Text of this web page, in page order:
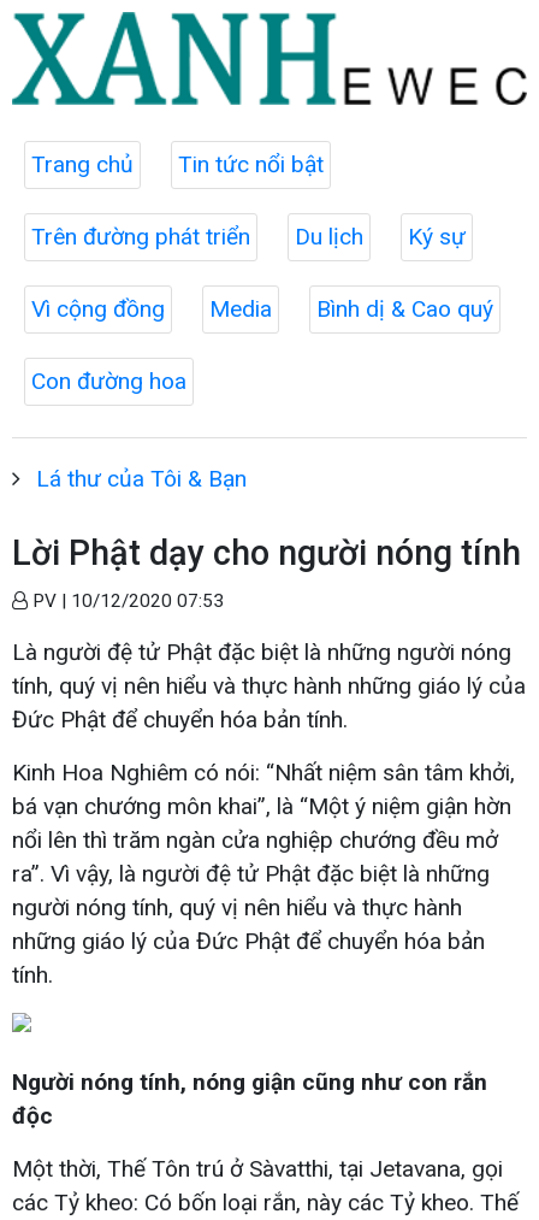
Trang chủ Tin tức nổi bật
Trên đường phát triển Du lịch Ký sự
Vì cộng đồng Media Bình dị & Cao quý
Con đường hoa
Lá thư của Tôi & Bạn
Lời Phật dạy cho người nóng tính
PV | 10/12/2020 07:53
Là người đệ tử Phật đặc biệt là những người nóng
tính, quý vị nên hiểu và thực hành những giáo lý của
Đức Phật để chuyển hóa bản tính.
Kinh Hoa Nghiêm có nói: “Nhất niệm sân tâm khởi,
bá vạn chướng môn khai”, là “Một ý niệm giận hờn
nổi lên thì trăm ngàn cửa nghiệp chướng đều mở
ra”. Vì vậy, là người đệ tử Phật đặc biệt là những
người nóng tính, quý vị nên hiểu và thực hành
những giáo lý của Đức Phật để chuyển hóa bản
tính.
Người nóng tính, nóng giận cũng như con rắn
độc
Một thời, Thế Tôn trú ở Sàvatthi, tại Jetavana, gọi
các Tỷ kheo: Có bốn loại rắn, này các Tỷ kheo. Thế